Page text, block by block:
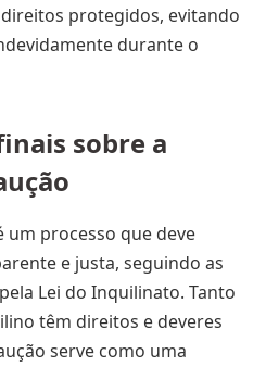
protegidos, evitando
durante o
sobre a
um processo que deve
e justa, seguindo as
Lei do Inquilinato. Tanto
têm direitos e deveres
serve como uma